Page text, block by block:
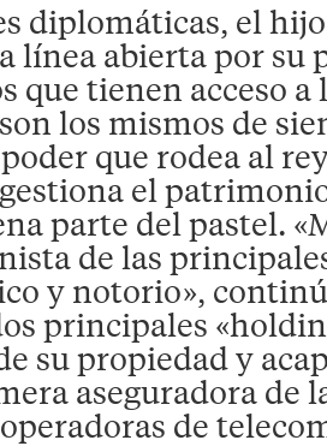
diplomáticas, el
línea abierta por su
que tienen acceso
los mismos de
que rodea al
el
parte del pastel.
de las
y notorio»,
principales
su propiedad y
aseguradora de
de